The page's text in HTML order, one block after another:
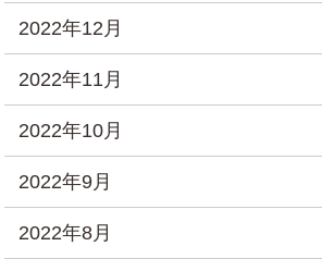
2022年12月
2022年11月
2022年10月
2022年9月
2022年8月